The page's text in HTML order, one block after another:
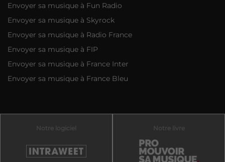
Envoyer sa musique à Fun Radio
Envoyer sa musique à Skyrock
Envoyer sa musique à Radio France
Envoyer sa musique à FIP
Envoyer sa musique à France Inter
Envoyer sa musique à France Bleu
Notre logiciel Notre livre